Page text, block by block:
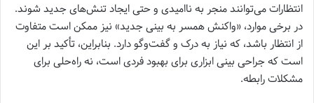
انتظارات می‌توانند منجر به ناامیدی و حتی ایجاد تنش‌های جدید شوند.
در برخی موارد، «واکنش همسر به بینی جدید» نیز ممکن است متفاوت
از انتظار باشد، که نیاز به درک و گفت‌وگو دارد. بنابراین، تأکید بر این
است که جراحی بینی ابزاری برای بهبود فردی است، نه راه‌حلی برای
مشکلات رابطه.